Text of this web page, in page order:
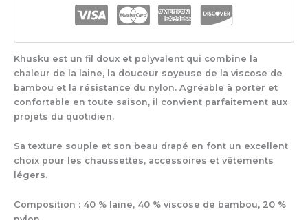
Khusku est un fil doux et polyvalent qui combine la
chaleur de la laine, la douceur soyeuse de la viscose de
bambou et la résistance du nylon. Agréable à porter et
confortable en toute saison, il convient parfaitement aux
projets du quotidien.
Sa texture souple et son beau drapé en font un excellent
choix pour les chaussettes, accessoires et vêtements
légers.
Composition : 40 % laine, 40 % viscose de bambou, 20 %